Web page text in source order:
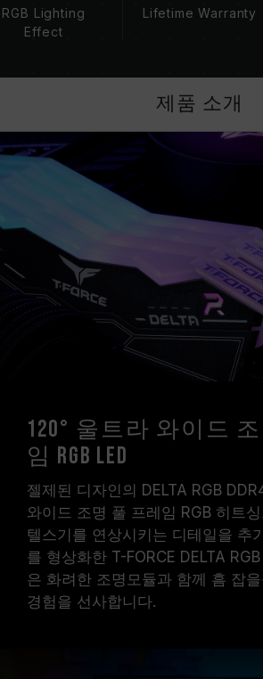
메모리의 최종 작동 주파수는 시
기본 주파수 DDR5-4800 또는
니다. 이는 제품 결합이 아닌 정
다.
XMP 3.0 / EXPO는 사용자가 수
야 하며, 일부 메인보드나 CPU
에 도달하지 못할 수 있으며, 최
시스템 설정 및 하드웨어 사양에
다.
오버클럭(XMP 3.0 / EXPO 설정
JEDEC 표준을 초과해, 시스템
미칠 수 있습니다. 오버클럭으로
안정이 생길 경우 BIOS 기본값
있습니다.
메인보드 및 프로세서가 해당 오
십시오. 지원되지 않을 경우, 메
버클럭 주파수에 도달하지 못할
TEAMGROUP의 모든 메모리
범위 내에서 테스트됩니다. 프로
의 문제로 인한 고장은 해당 제
A/S를 받으시길 바랍니다.
RGB Lighting
Effect
Lifetime Warranty
제품 소개
120° 울트라 와이드
임 RGB LED
젤제된 디자인의 DELTA RGB
와이드 조명 풀 프레임 RGB 히트
텔스기를 연상시키는 디테일을 추
를 형상화한 T-FORCE DELTA
은 화려한 조명모듈과 함께 흠 잡
경험을 선사합니다.